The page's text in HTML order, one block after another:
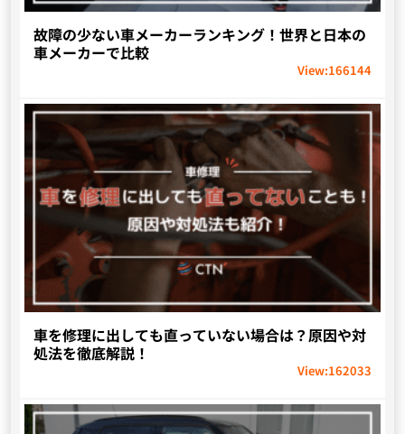
故障の少ない車メーカーランキング！世界と日本の
車メーカーで比較
View:166144
車を修理に出しても直っていない場合は？原因や対
処法を徹底解説！
View:162033